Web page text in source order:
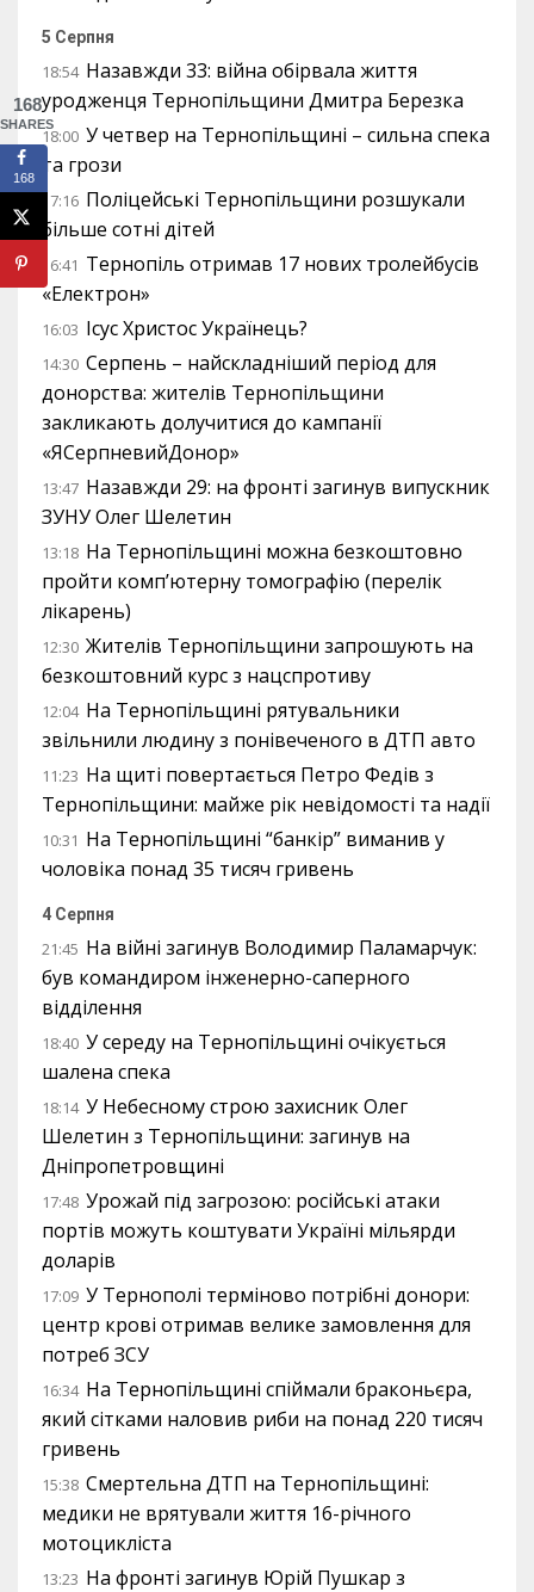
5 Серпня
18:54 Назавжди 33: війна обірвала життя
уродженця Тернопільщини Дмитра Березка
18:00 У четвер на Тернопільщині – сильна спека
та грози
17:16 Поліцейські Тернопільщини розшукали
більше сотні дітей
16:41 Тернопіль отримав 17 нових тролейбусів
«Електрон»
16:03 Ісус Христос Українець?
14:30 Серпень – найскладніший період для
донорства: жителів Тернопільщини
закликають долучитися до кампанії
«ЯСерпневийДонор»
13:47 Назавжди 29: на фронті загинув випускник
ЗУНУ Олег Шелетин
13:18 На Тернопільщині можна безкоштовно
пройти комп’ютерну томографію (перелік
лікарень)
12:30 Жителів Тернопільщини запрошують на
безкоштовний курс з нацспротиву
12:04 На Тернопільщині рятувальники
звільнили людину з понівеченого в ДТП авто
11:23 На щиті повертається Петро Федів з
Тернопільщини: майже рік невідомості та надії
10:31 На Тернопільщині “банкір” виманив у
чоловіка понад 35 тисяч гривень
4 Серпня
21:45 На війні загинув Володимир Паламарчук:
був командиром інженерно-саперного
відділення
18:40 У середу на Тернопільщині очікується
шалена спека
18:14 У Небесному строю захисник Олег
Шелетин з Тернопільщини: загинув на
Дніпропетровщині
17:48 Урожай під загрозою: російські атаки
портів можуть коштувати Україні мільярди
доларів
17:09 У Тернополі терміново потрібні донори:
центр крові отримав велике замовлення для
потреб ЗСУ
16:34 На Тернопільщині спіймали браконьєра,
який сітками наловив риби на понад 220 тисяч
гривень
15:38 Смертельна ДТП на Тернопільщині:
медики не врятували життя 16-річного
мотоцикліста
13:23 На фронті загинув Юрій Пушкар з
168
SHARES
168